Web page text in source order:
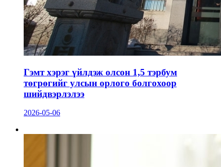
Гэмт хэрэг үйлдэж олсон 1,5 тэрбум
төгрөгийг улсын орлого болгохоор
шийдвэрлэлээ
2026-05-06